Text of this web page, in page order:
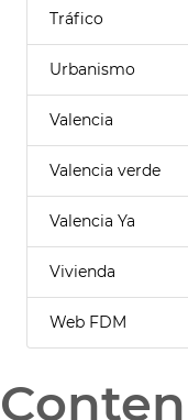
Tráfico
Urbanismo
Valencia
Valencia verde
Valencia Ya
Vivienda
Web FDM